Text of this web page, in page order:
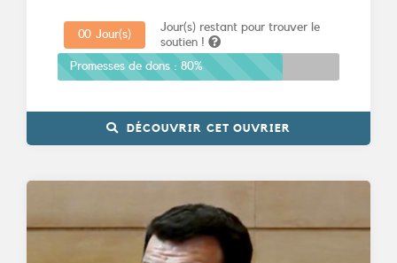
Jour(s) restant pour trouver le
soutien !
00 Jour(s)
Promesses de dons : 80%
DÉCOUVRIR CET OUVRIER